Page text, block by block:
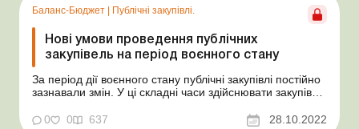
Баланс-Бюджет | Публічні закупівлі.
Нові умови проведення публічних
закупівель на період воєнного стану
За період дії воєнного стану публічні закупівлі постійно
зазнавали змін. У ці складні часи здійснювати закупівлі
умов, що диктує війна, зокрема із забезпеченням
0 0 637 28.10.2022